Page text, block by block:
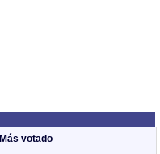
Más votado